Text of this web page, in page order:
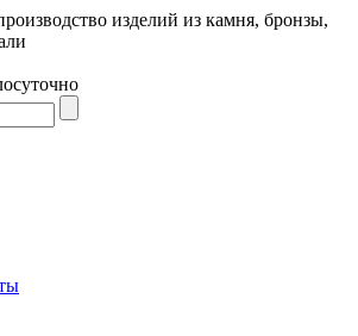
изделий из камня, бронзы,